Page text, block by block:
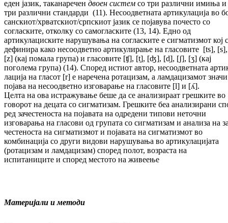
еден јазик, та­ка­наречен двоен систем со три различни ими­ња и
три различни стандарди (11). Не­соод­ветната артикулација во
сан­ски­от/хр­ват­скиот/српскиот јазик се појавува почесто со
согласките, отколку со самогласките (13, 14). Едно од
артикулациските нарушувања на согласките е сигматизмот кој
дефинира ка­ко несоодветно артикулирање на гла­со­ви­те [ts], [s],
[z] (кај помала група) и гласовите [ʧ], [t̗], [ʤ], [d̗], [ʃ], [ʒ] (кај
поголема група) (14). Според истиот автор, несоодветната
лација на гласот [r] е наречена ро­та­ци­зам, а ламдацизамот значи
појава на не­со­од­вет­но изговарање на гласовите [l] и [ʎ].
Целта на ова истражување беше да се ана­ли­зи­ра­ат грешките во
говорот на децата со сиг­ма­тизам. Грешките беа анализирани
ред зачестеноста на појавата на одредени ти­по­ви неточни
изговарања на гласови од гру­па­та со сигматизам и анализа на
че­сте­нос­та на сигматизмот и појавата на сигматизмот во
комбинација со други видови на­ру­шу­ва­ња во артикулацијата
(ротацизам и лам­да­ци­зам) според полот, возраста на
испитаниците и според местото на живеење
Материјали и методи